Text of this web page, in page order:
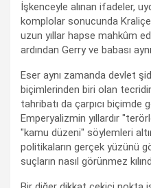
İşkenceyle alınan ifadeler,
komplolar sonucunda
uzun yıllar hapse mahkûm
ardından Gerry ve babası
Eser aynı zamanda devlet
biçimlerinden biri olan
tahribatı da çarpıcı biçimde
Emperyalizmin yıllardır
"kamu düzeni" söylemleri
politikaların gerçek yüzünü
suçların nasıl görünmez